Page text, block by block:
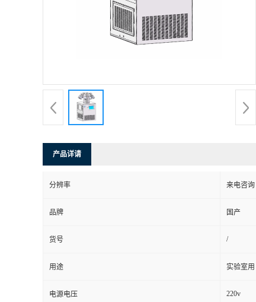
产品详请
分辨率 来电咨询
品牌 国产
货号 /
用途 实验室用
电源电压 220v